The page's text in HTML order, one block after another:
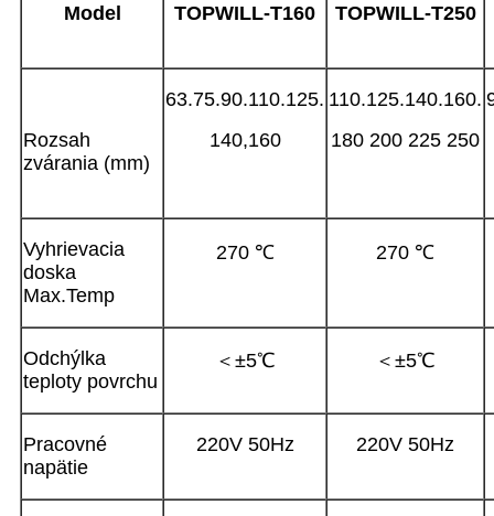
Model TOPWILL-T160 TOPWILL-T250
Rozsah
zvárania (mm)
63.75.90.110.125.
140,160
110.125.140.160.
180 200 225 250
Vyhrievacia
doska
Max.Temp
270 ℃ 270 ℃
Odchýlka
teploty povrchu
＜±5℃ ＜±5℃
Pracovné
napätie
220V 50Hz 220V 50Hz